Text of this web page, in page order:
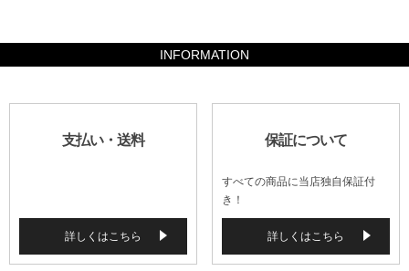
INFORMATION
支払い・送料
詳しくはこちら
保証について
すべての商品に当店独自保証付
き！
詳しくはこちら